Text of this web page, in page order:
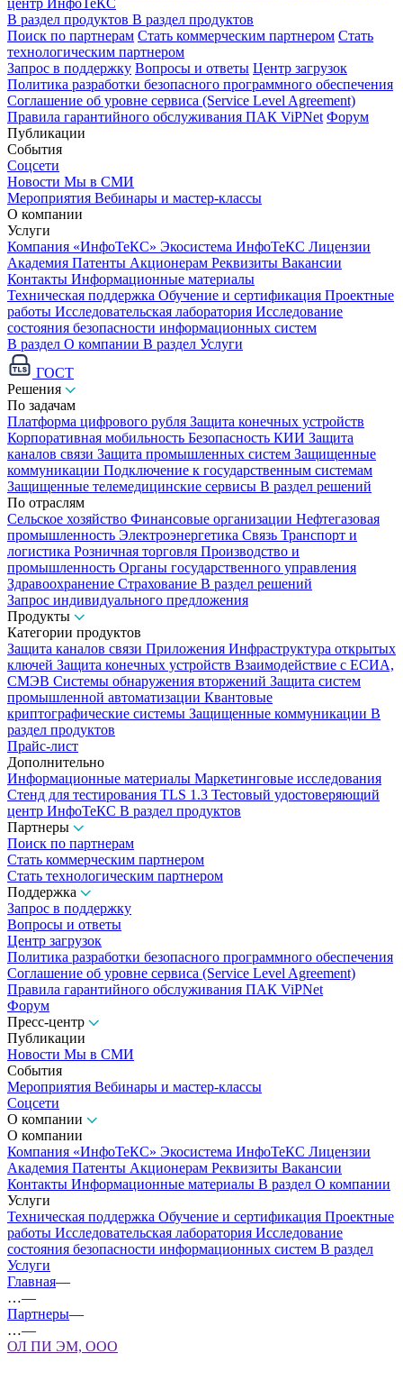
центр ИнфоТеКС
В раздел продуктов В раздел продуктов
Поиск по партнерам Стать коммерческим партнером Стать
технологическим партнером
Запрос в поддержку Вопросы и ответы Центр загрузок
Политика разработки безопасного программного обеспечения
Соглашение об уровне сервиса (Service Level Agreement)
Правила гарантийного обслуживания ПАК ViPNet Форум
Публикации
События
Соцсети
Новости Мы в СМИ
Мероприятия Вебинары и мастер-классы
О компании
Услуги
Компания «ИнфоТеКС» Экосистема ИнфоТеКС Лицензии
Академия Патенты Акционерам Реквизиты Вакансии
Контакты Информационные материалы
Техническая поддержка Обучение и сертификация Проектные
работы Исследовательская лаборатория Исследование
состояния безопасности информационных систем
В раздел О компании В раздел Услуги
ГОСТ
Решения
По задачам
Платформа цифрового рубля Защита конечных устройств
Корпоративная мобильность Безопасность КИИ Защита
каналов связи Защита промышленных систем Защищенные
коммуникации Подключение к государственным системам
Защищенные телемедицинские сервисы В раздел решений
По отраслям
Сельское хозяйство Финансовые организации Нефтегазовая
промышленность Электроэнергетика Связь Транспорт и
логистика Розничная торговля Производство и
промышленность Органы государственного управления
Здравоохранение Страхование В раздел решений
Запрос индивидуального предложения
Продукты
Категории продуктов
Защита каналов связи Приложения Инфраструктура открытых
ключей Защита конечных устройств Взаимодействие с ЕСИА,
СМЭВ Системы обнаружения вторжений Защита систем
промышленной автоматизации Квантовые
криптографические системы Защищенные коммуникации В
раздел продуктов
Прайс-лист
Дополнительно
Информационные материалы Маркетинговые исследования
Стенд для тестирования TLS 1.3 Тестовый удостоверяющий
центр ИнфоТеКС В раздел продуктов
Партнеры
Поиск по партнерам
Стать коммерческим партнером
Стать технологическим партнером
Поддержка
Запрос в поддержку
Вопросы и ответы
Центр загрузок
Политика разработки безопасного программного обеспечения
Соглашение об уровне сервиса (Service Level Agreement)
Правила гарантийного обслуживания ПАК ViPNet
Форум
Пресс-центр
Публикации
Новости Мы в СМИ
События
Мероприятия Вебинары и мастер-классы
Соцсети
О компании
О компании
Компания «ИнфоТеКС» Экосистема ИнфоТеКС Лицензии
Академия Патенты Акционерам Реквизиты Вакансии
Контакты Информационные материалы В раздел О компании
Услуги
Техническая поддержка Обучение и сертификация Проектные
работы Исследовательская лаборатория Исследование
состояния безопасности информационных систем В раздел
Услуги
Главная—
…—
Партнеры—
…—
ОЛ ПИ ЭМ, ООО